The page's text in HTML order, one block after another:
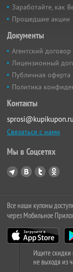
Заработайте, как
Прошедшие акции
Документы
Агентский договор
Лицензионный
Публичная оферта
Политика
Контакты
sprosi@kupikupon.ru
Связаться с нами
Мы в Соцсетях
Все наши купоны
через Мобильное
Ищите скидки
не выходя из